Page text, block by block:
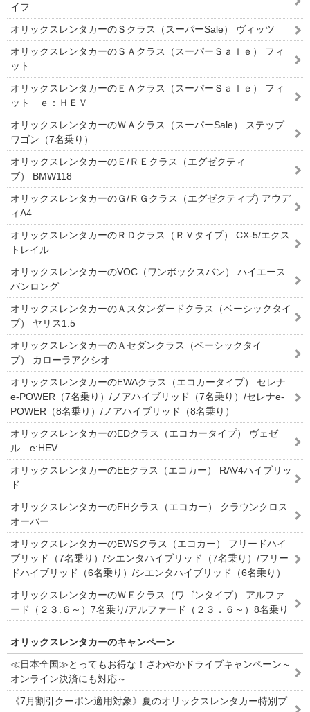
イフ
オリックスレンタカーのＳクラス（スーパーSale） ヴィッツ
オリックスレンタカーのＳＡクラス（スーパーＳａｌｅ） フィ
ット
オリックスレンタカーのＥＡクラス（スーパーＳａｌｅ） フィ
ット ｅ：ＨＥＶ
オリックスレンタカーのＷＡクラス（スーパーSale） ステップ
ワゴン（7名乗り）
オリックスレンタカーのＥ/ＲＥクラス（エグゼクティ
ブ） BMW118
オリックスレンタカーのＧ/ＲＧクラス（エグゼクティブ) アウデ
ィA4
オリックスレンタカーのＲＤクラス（ＲＶタイプ） CX-5/エクス
トレイル
オリックスレンタカーのVOC（ワンボックスバン） ハイエース
バンロング
オリックスレンタカーのＡスタンダードクラス（ベーシックタイ
プ） ヤリス1.5
オリックスレンタカーのＡセダンクラス（ベーシックタイ
プ） カローラアクシオ
オリックスレンタカーのEWAクラス（エコカータイプ） セレナ
e-POWER（7名乗り）/ノアハイブリッド（7名乗り）/セレナe-
POWER（8名乗り）/ノアハイブリッド（8名乗り）
オリックスレンタカーのEDクラス（エコカータイプ） ヴェゼ
ル e:HEV
オリックスレンタカーのEEクラス（エコカー） RAV4ハイブリッ
ド
オリックスレンタカーのEHクラス（エコカー） クラウンクロス
オーバー
オリックスレンタカーのEWSクラス（エコカー） フリードハイ
ブリッド（7名乗り）/シエンタハイブリッド（7名乗り）/フリー
ドハイブリッド（6名乗り）/シエンタハイブリッド（6名乗り）
オリックスレンタカーのＷＥクラス（ワゴンタイプ） アルファ
ード（２３.６～）7名乗り/アルファード（２３．６～）8名乗り
オリックスレンタカーのキャンペーン
≪日本全国≫とってもお得な！さわやかドライブキャンペーン～
オンライン決済にも対応～
《7月割引クーポン適用対象》夏のオリックスレンタカー特別プ